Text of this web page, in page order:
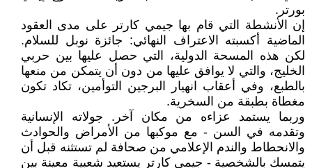
بورتر.
إن الأنشطة التي قام بها جيمي كارتر على مدى العقود
الماضية أكسبته الاعتراف النهائي: جائزة نوبل للسلام.
لكن هذه المسحة الدولية، التي حصل عليها بين حربي
الخليج، والتي لا يوافق عليها من دون أن يتمكن من منعها
بالطبع، وفي أعقاب انهيار البرجين التوأمين، تكاد تكون
مغطاة بطبقة من السخرية.
وربما يستمد عزاءه من مكان آخر. جولاته الإنسانية
وتقدمه في السن - مع موكبها من الأمراض والحوادث
والانحطاط والندم الإعلامي من صحافة لم تستثنه قبل أن
يتمسك بالشخصية - جيمي كارتر يستعيد شعبية معينة بين